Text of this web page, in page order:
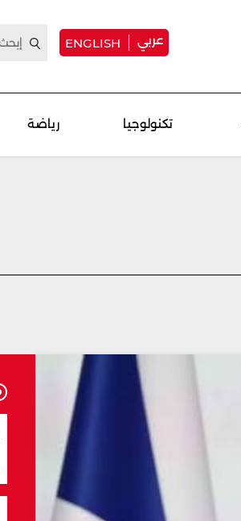
عربي ENGLISH
تكنولوجيا رياضة